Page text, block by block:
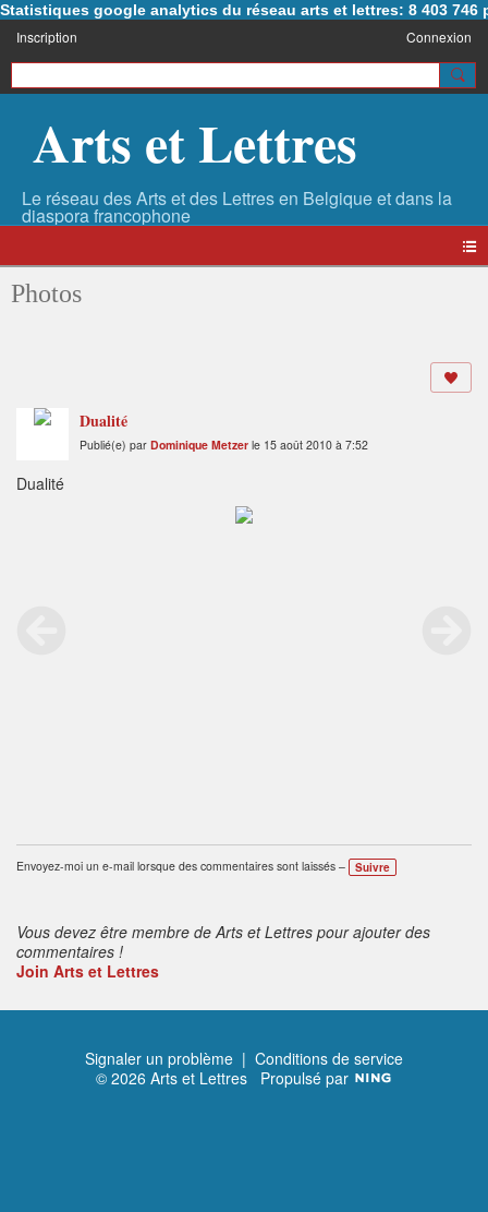
Statistiques google analytics du réseau arts et lettres: 8 403 746
Inscription Connexion
Arts et Lettres
Photos
Dualité
Publié(e) par Dominique Metzer le 15 août 2010 à 7:52
Dualité
Envoyez-moi un e-mail lorsque des commentaires sont laissés – Suivre
Vous devez être membre de Arts et Lettres pour ajouter des
commentaires !
Join Arts et Lettres
Signaler un problème | Conditions de service
© 2026 Arts et Lettres Propulsé par